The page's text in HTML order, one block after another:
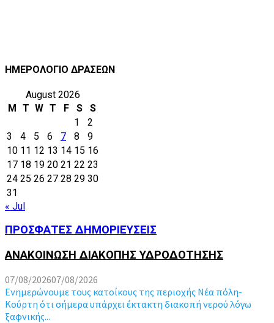
ΗΜΕΡΟΛΟΓΙΟ ΔΡΑΣΕΩΝ
August 2026
M T W T F S
S
1
2
3
4 5 6 7 8
9
10 11 12 13 14 15 16
17 18 19 20 21 22 23
24 25 26 27 28 29 30
31
« Jul
ΠΡΟΣΦΑΤΕΣ ΔΗΜΟΡΙΕΥΣΕΙΣ
ΑΝΑΚΟΙΝΩΣΗ ΔΙΑΚΟΠΗΣ ΥΔΡΟΔΟΤΗΣΗΣ
07/08/202607/08/2026
Ενημερώνουμε τους κατοίκους της περιοχής Νέα πόλη-
Κούρτη ότι σήμερα υπάρχει έκτακτη διακοπή νερού λόγω
ξαφνικής...